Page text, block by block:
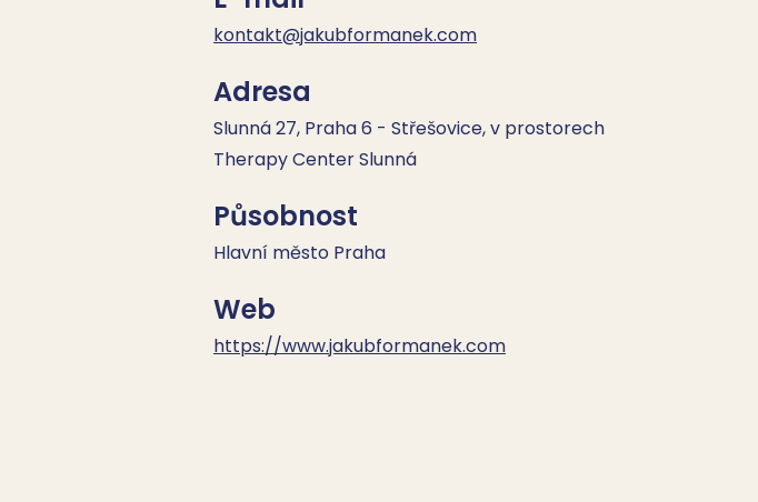
kontakt@jakubformanek.com
Adresa
Slunná 27, Praha 6 - Střešovice, v prostorech
Therapy Center Slunná
Působnost
Hlavní město Praha
Web
https://www.jakubformanek.com